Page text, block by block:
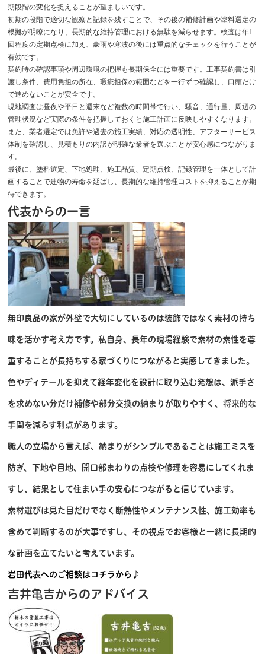
期段階の変化を捉えることが望ましいです。
初期の段階で適切な観察と記録を残すことで、その後の補修計画や塗料選定の
根拠が明瞭になり、長期的な維持管理における無駄を減らせます。検査は年1
回程度の定期点検に加え、豪雨や寒波の後には重点的なチェックを行うことが
有効です。
契約時の確認事項や周辺環境の把握も長期保全には重要です。工事契約書は引
渡し条件、費用負担の所在、瑕疵担保の範囲などを一行ずつ確認し、口頭だけ
で進めないことが安全です。
現地調査は昼夜や平日と週末など複数の時間帯で行い、騒音、通行量、周辺の
管理状況など実際の条件を把握しておくと施工計画に反映しやすくなります。
また、業者選定では免許や過去の施工実績、対応の透明性、アフターサービス
体制を確認し、見積もりの内訳が明確な業者を選ぶことが安心感につながりま
す。
最後に、塗料選定、下地処理、施工品質、定期点検、記録管理を一体として計
画することで建物の寿命を延ばし、長期的な維持管理コストを抑えることが期
待できます。
代表からの一言
無印良品の家が外壁で大切にしているのは装飾ではなく素材の持ち
味を活かす考え方です。私自身、長年の現場経験で素材の素性を尊
重することが長持ちする家づくりにつながると実感してきました。
色やディテールを抑えて経年変化を設計に取り込む発想は、派手さ
を求めない分だけ補修や部分交換の納まりが取りやすく、将来的な
手間を減らす利点があります。
職人の立場から言えば、納まりがシンプルであることは施工ミスを
防ぎ、下地や目地、開口部まわりの点検や修理を容易にしてくれま
すし、結果として住まい手の安心につながると信じています。
素材選びは見た目だけでなく断熱性やメンテナンス性、施工効率も
含めて判断するのが大事ですし、その視点でお客様と一緒に長期的
な計画を立てたいと考えています。
岩田代表へのご相談はコチラから♪
吉井亀吉からのアドバイス